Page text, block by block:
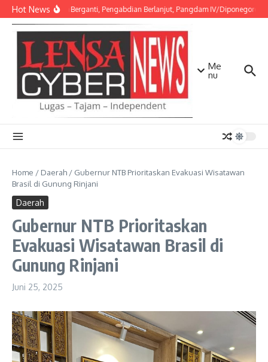
Lewati ke konten
Hot NewsAmanah Berganti, Pengabdian Berlanjut, Pangdam IV/Diponegoro
Me
nu
Home / Daerah / Gubernur NTB Prioritaskan Evakuasi Wisatawan
Brasil di Gunung Rinjani
Daerah
Gubernur NTB Prioritaskan
Evakuasi Wisatawan Brasil di
Gunung Rinjani
Juni 25, 2025